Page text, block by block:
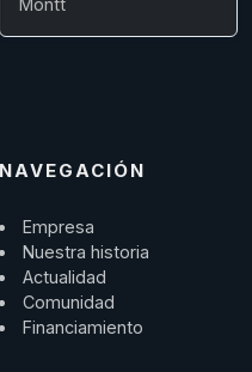
Montt
NAVEGACIÓN
Empresa
Nuestra historia
Actualidad
Comunidad
Financiamiento